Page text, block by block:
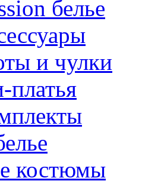
белье
и чулки
платья
костюмы